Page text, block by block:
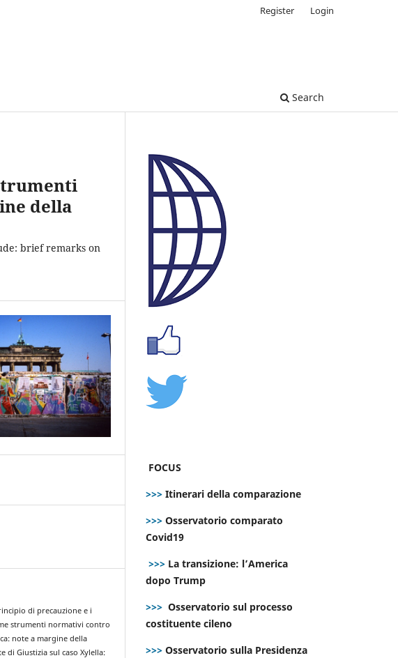
Search
Register Login
della
brief remarks on
di precauzione e i
strumenti normativi contro
note a margine della
di Giustizia sul caso Xylella:
FOCUS
>>> Itinerari della comparazione
>>> Osservatorio comparato
Covid19
>>> La transizione: l’America
dopo Trump
>>> Osservatorio sul processo
costituente cileno
>>> Osservatorio sulla Presidenza